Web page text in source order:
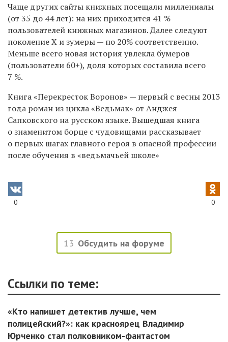
Чаще других сайты книжных посещали миллениалы
(от 35 до 44лет): на них приходится 41 %
пользователей книжных магазинов. Далее следуют
поколениеХ изумеры— по 20% соответственно.
Меньше всего новая история увлекла бумеров
(пользователи 60+), доля которых составила всего
7 %.
Книга «Перекресток Воронов» — первый с весны 2013
года роман из цикла «Ведьмак» от Анджея
Сапковского на русском языке.Вышедшая книга
ознаменитом борце с чудовищами рассказывает
о первых шагах главного героя в опасной профессии
после обучения в «ведьмачьей школе»
0 0
13 Обсудить на форуме
Ссылки по теме:
«Кто напишет детектив лучше, чем
полицейский?»: как красноярец Владимир
Юрченко стал полковником-фантастом